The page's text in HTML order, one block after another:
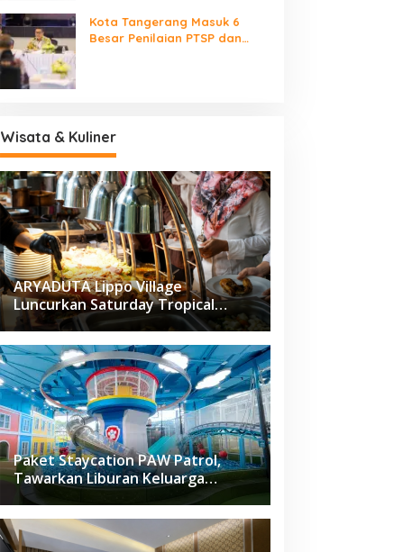
Kota Tangerang Masuk 6
Besar Penilaian PTSP dan
Wisata & Kuliner
ARYADUTA Lippo Village
Luncurkan Saturday Tropical
Brunch
Paket Staycation PAW Patrol,
Tawarkan Liburan Keluarga
Menyenangkan Hanya di Herloom
Hotel BSD